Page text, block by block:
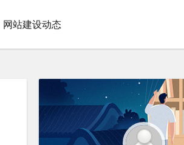
网站建设动态